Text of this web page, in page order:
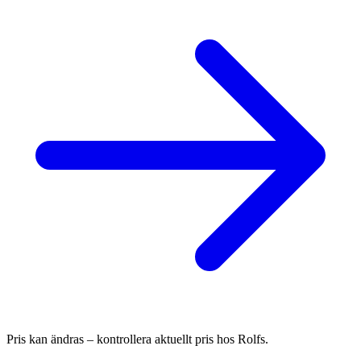
Pris kan ändras – kontrollera aktuellt pris hos Rolfs.